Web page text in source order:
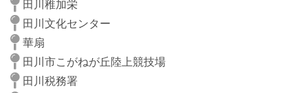
田川稚加栄
田川文化センター
華扇
田川市こがねが丘陸上競技場
田川税務署